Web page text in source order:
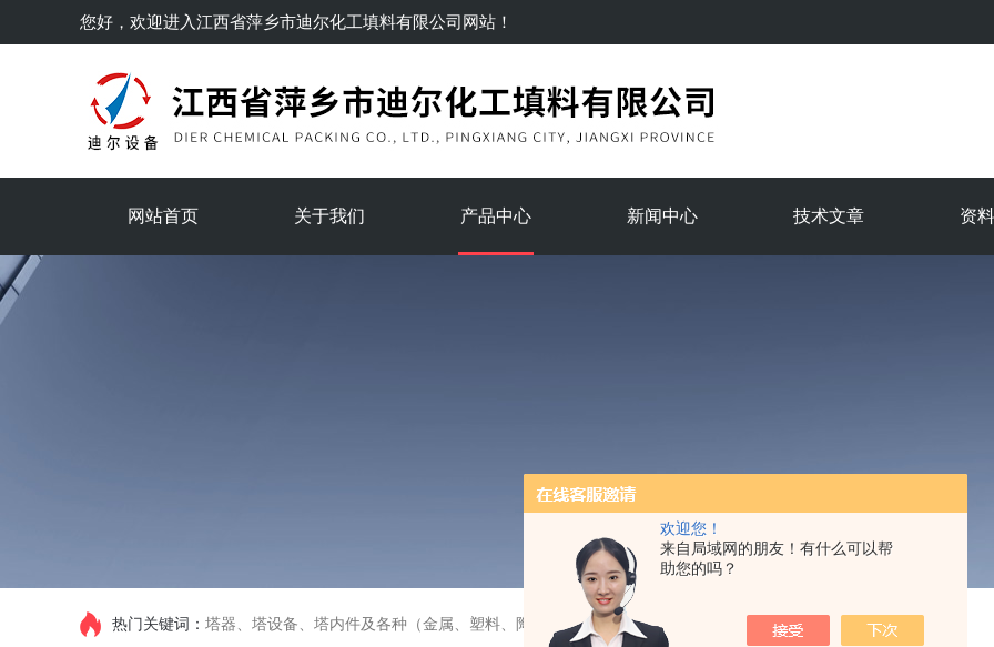
欢迎您！
来自局域网的朋友！有什么可以帮
助您的吗？
您好，欢迎进入江西省萍乡市迪尔化工填料有限公司网站！
网站首页 关于我们 产品中心 新闻中心 技术文章 资
热门关键词： 塔器、塔设备、塔内件及各种（金属、塑料、陶瓷）填料的成套装置项目